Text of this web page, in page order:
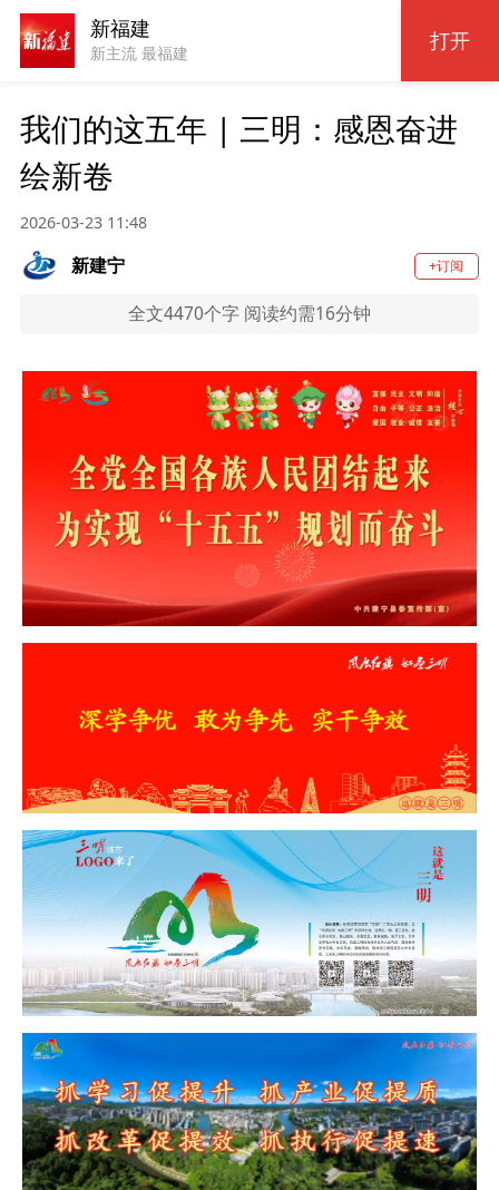
新福建
新主流 最福建 打开
我们的这五年 | 三明：感恩奋进
绘新卷
2026-03-23 11:48
新建宁 +订阅
全文4470个字 阅读约需16分钟